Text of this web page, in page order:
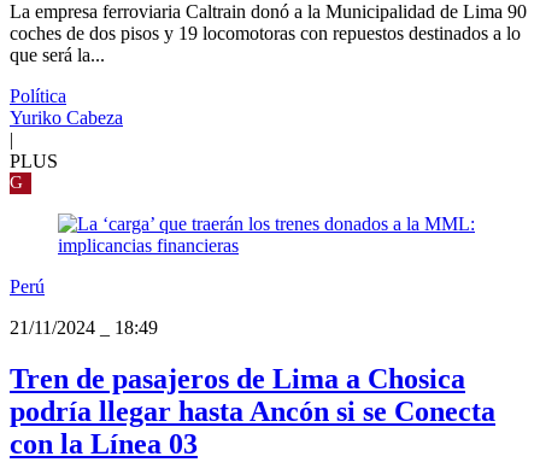
La empresa ferroviaria Caltrain donó a la Municipalidad de Lima 90
coches de dos pisos y 19 locomotoras con repuestos destinados a lo
que será la...
Política
Yuriko Cabeza
|
PLUS
G
Perú
21/11/2024
18:49
Tren de pasajeros de Lima a Chosica
podría llegar hasta Ancón si se Conecta
con la Línea 03